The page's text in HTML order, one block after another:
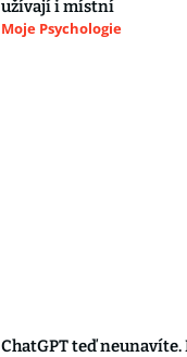
užívají i místní
Moje Psychologie
ChatGPT teď neunavíte.